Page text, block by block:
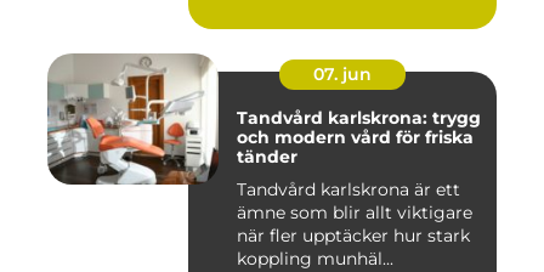
07. jun
Tandvård karlskrona: trygg
och modern vård för friska
tänder
Tandvård karlskrona är ett
ämne som blir allt viktigare
när fler upptäcker hur stark
koppling munhäl...